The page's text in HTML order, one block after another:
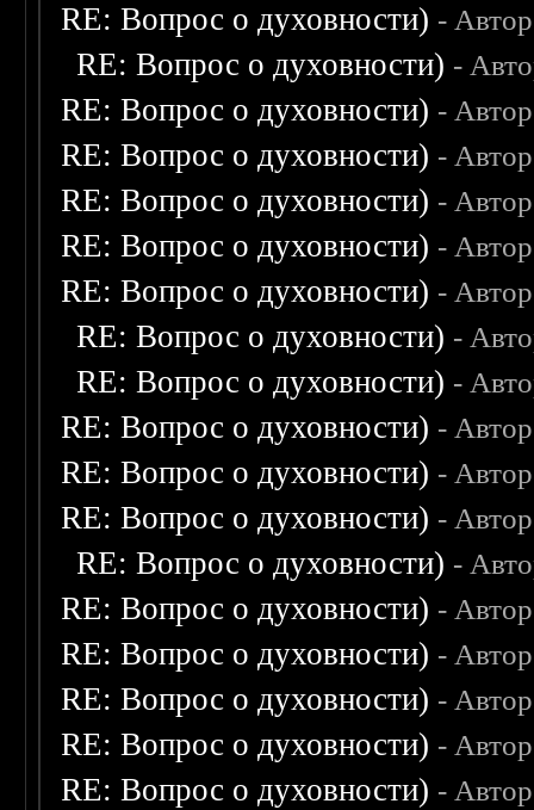
RE: Вопрос о духовности) -
RE: Вопрос о духовности) -
RE: Вопрос о духовности) -
RE: Вопрос о духовности) -
RE: Вопрос о духовности) -
RE: Вопрос о духовности) -
RE: Вопрос о духовности) -
RE: Вопрос о духовности) -
RE: Вопрос о духовности) -
RE: Вопрос о духовности) -
RE: Вопрос о духовности) -
RE: Вопрос о духовности) -
RE: Вопрос о духовности) -
RE: Вопрос о духовности) -
RE: Вопрос о духовности) -
RE: Вопрос о духовности) -
RE: Вопрос о духовности) -
RE: Вопрос о духовности) -